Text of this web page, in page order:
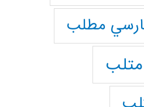
مطلب
متلب